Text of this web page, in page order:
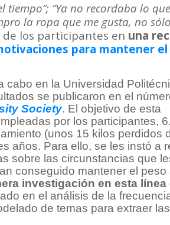
“Ya no recordaba lo
la ropa que me gusta, no
de los participantes en una
para mantener
en la Universidad
se publicaron en el
Society. El objetivo de esta
por los participantes,
(unos 15 kilos perdidos
años. Para ello, se les instó a
sobre las circunstancias que
conseguido mantener el peso
investigación en esta línea
en el análisis de la
de temas para extraer las